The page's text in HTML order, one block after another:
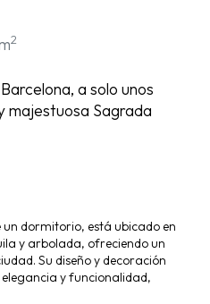
2
a solo unos
majestuosa Sagrada
dormitorio, está ubicado en
y arbolada, ofreciendo un
Su diseño y decoración
y funcionalidad,